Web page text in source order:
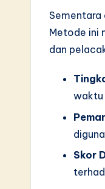
Sementara
Metode ini
dan
Skor